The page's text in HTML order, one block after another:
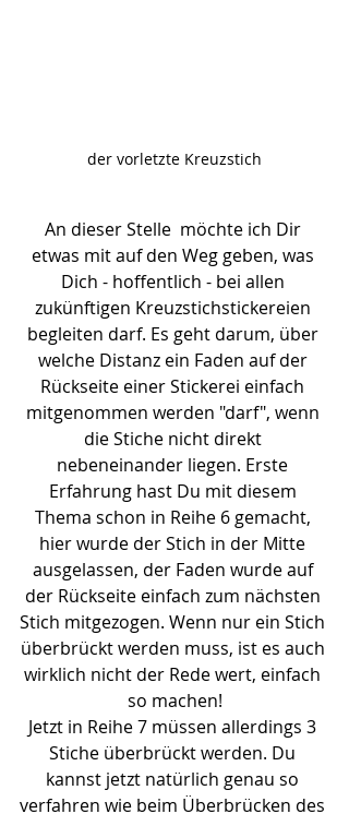
der vorletzte Kreuzstich
An dieser Stelle  möchte ich Dir
etwas mit auf den Weg geben, was
Dich - hoffentlich - bei allen
zukünftigen Kreuzstichstickereien
begleiten darf. Es geht darum, über
welche Distanz ein Faden auf der
Rückseite einer Stickerei einfach
mitgenommen werden "darf", wenn
die Stiche nicht direkt
nebeneinander liegen. Erste
Erfahrung hast Du mit diesem
Thema schon in Reihe 6 gemacht,
hier wurde der Stich in der Mitte
ausgelassen, der Faden wurde auf
der Rückseite einfach zum nächsten
Stich mitgezogen. Wenn nur ein Stich
überbrückt werden muss, ist es auch
wirklich nicht der Rede wert, einfach
so machen!
Jetzt in Reihe 7 müssen allerdings 3
Stiche überbrückt werden. Du
kannst jetzt natürlich genau so
verfahren wie beim Überbrücken des